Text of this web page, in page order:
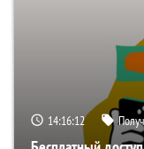
14:16:11